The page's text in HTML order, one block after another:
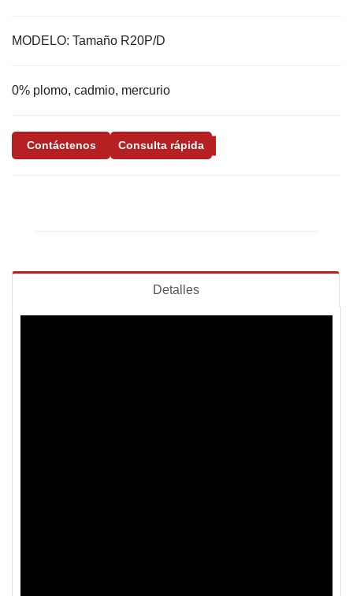
MODELO: Tamaño R20P/D
0% plomo, cadmio, mercurio
Contáctenos Consulta rápida
Detalles